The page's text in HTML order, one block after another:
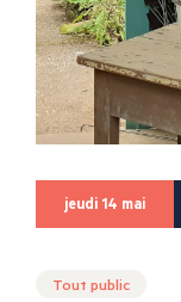
jeudi 14 mai
Tout public